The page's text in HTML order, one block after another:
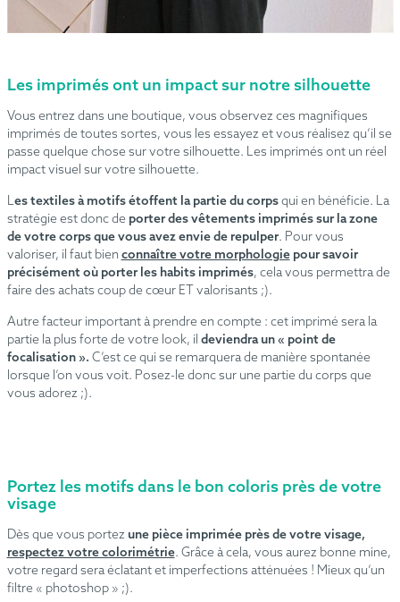
Les imprimés ont un impact sur notre silhouette
Vous entrez dans une boutique, vous observez ces magnifiques
imprimés de toutes sortes, vous les essayez et vous réalisez qu’il se
passe quelque chose sur votre silhouette. Les imprimés ont un réel
impact visuel sur votre silhouette.
Les textiles à motifs étoffent la partie du corpsqui en bénéficie. La
stratégie est donc de porter des vêtements imprimés sur la zone
de votre corps que vous avez envie de repulper. Pour vous
valoriser, il faut bien connaître votre morphologiepour savoir
précisément où porter les habits imprimés, cela vous permettra de
faire des achats coup de cœur ET valorisants ;).
Autre facteur important à prendre en compte : cet imprimé sera la
partie la plus forte de votre look, il deviendra un « point de
focalisation ». C’est ce qui se remarquera de manière spontanée
lorsque l’on vous voit. Posez-le donc sur une partie du corps que
vous adorez ;).
Portez les motifs dans le bon coloris près de votre
visage
Dès que vous portez une pièce imprimée près de votre visage,
respectez votre colorimétrie. Grâce à cela, vous aurez bonne mine,
votre regard sera éclatant et imperfections atténuées ! Mieux qu’un
filtre « photoshop » ;).